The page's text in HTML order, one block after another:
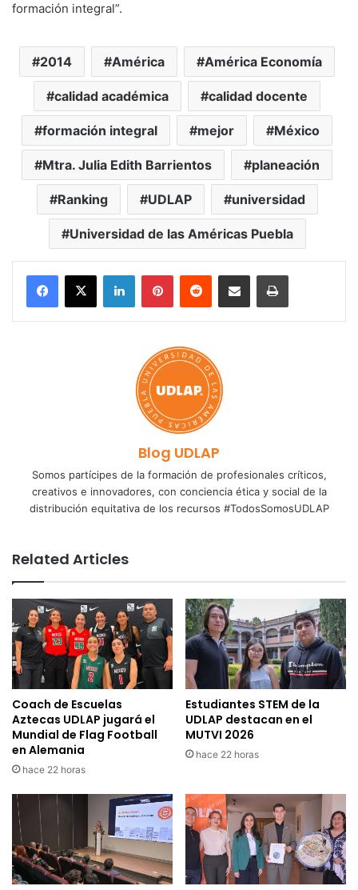
formación integral”.
2014 América América Economía
calidad académica calidad docente
formación integral mejor México
Mtra. Julia Edith Barrientos planeación
Ranking UDLAP universidad
Universidad de las Américas Puebla
LinkedInPinterestReddit Share via Email Print
Blog UDLAP
Somos partícipes de la formación de profesionales críticos,
creativos e innovadores, con conciencia ética y social de la
distribución equitativa de los recursos #TodosSomosUDLAP
Related Articles
Coach de Escuelas
Aztecas UDLAP jugará el
Mundial de Flag Football
en Alemania
hace 22 horas
Estudiantes STEM de la
UDLAP destacan en el
MUTVI 2026
hace 22 horas